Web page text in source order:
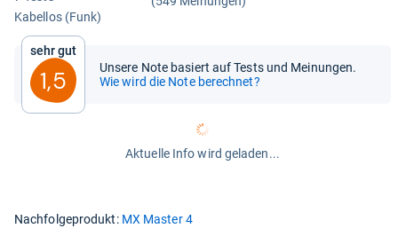
Kabel­los (Funk)
Sehr gut
1,5
Unsere Note basiert auf Tests und Meinungen.
Wie wird die Note berechnet?
Aktuelle Info wird geladen...
Nachfolgeprodukt: MX Master 4